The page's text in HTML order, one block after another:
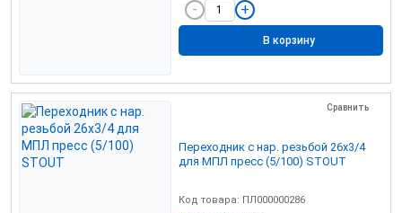
В корзину
Сравнить
Переходник с нар. резьбой 26х3/4
для МПЛ пресс (5/100) STOUT
Код товара: ПЛ000000286